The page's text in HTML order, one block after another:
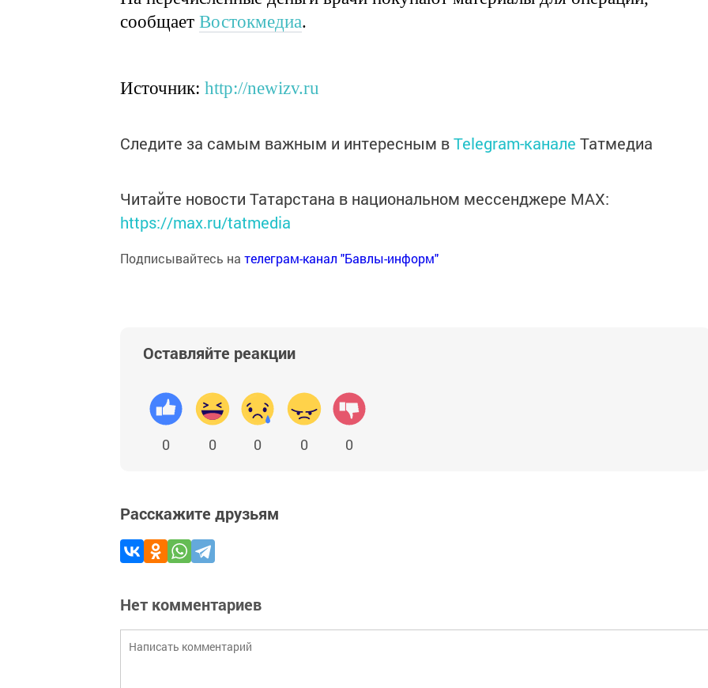
сообщает Востокмедиа.
Источник: http://newizv.ru
Следите за самым важным и интересным вTelegram-канале Татмедиа
Читайте новости Татарстана в национальном мессенджере MАХ:
https://max.ru/tatmedia
Подписывайтесь на телеграм-канал "Бавлы-информ"
Оставляйте реакции
0 0 0 0 0
Расскажите друзьям
Нет комментариев